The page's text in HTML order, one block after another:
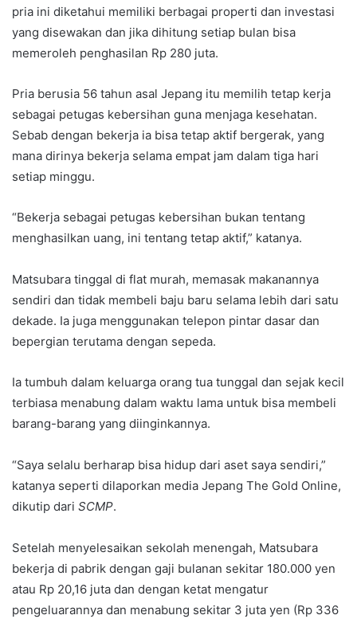
pria ini diketahui memiliki berbagai properti dan investasi
yang disewakan dan jika dihitung setiap bulan bisa
memeroleh penghasilan Rp 280 juta.
Pria berusia 56 tahun asal Jepang itu memilih tetap kerja
sebagai petugas kebersihan guna menjaga kesehatan.
Sebab dengan bekerja ia bisa tetap aktif bergerak, yang
mana dirinya bekerja selama empat jam dalam tiga hari
setiap minggu.
“Bekerja sebagai petugas kebersihan bukan tentang
menghasilkan uang, ini tentang tetap aktif,” katanya.
Matsubara tinggal di flat murah, memasak makanannya
sendiri dan tidak membeli baju baru selama lebih dari satu
dekade. Ia juga menggunakan telepon pintar dasar dan
bepergian terutama dengan sepeda.
Ia tumbuh dalam keluarga orang tua tunggal dan sejak kecil
terbiasa menabung dalam waktu lama untuk bisa membeli
barang-barang yang diinginkannya.
“Saya selalu berharap bisa hidup dari aset saya sendiri,”
katanya seperti dilaporkan media Jepang The Gold Online,
dikutip dari SCMP.
Setelah menyelesaikan sekolah menengah, Matsubara
bekerja di pabrik dengan gaji bulanan sekitar 180.000 yen
atau Rp 20,16 juta dan dengan ketat mengatur
pengeluarannya dan menabung sekitar 3 juta yen (Rp 336